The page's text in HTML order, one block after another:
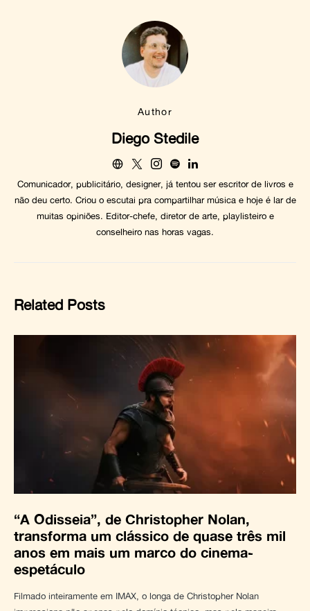
Author
Diego Stedile
Comunicador, publicitário, designer, já tentou ser escritor de livros e
não deu certo. Criou o escutai pra compartilhar música e hoje é lar de
muitas opiniões. Editor-chefe, diretor de arte, playlisteiro e
conselheiro nas horas vagas.
Related Posts
“A Odisseia”, de Christopher Nolan,
transforma um clássico de quase três mil
anos em mais um marco do cinema-
espetáculo
Filmado inteiramente em IMAX, o longa de Christopher Nolan